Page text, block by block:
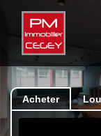
Acheter